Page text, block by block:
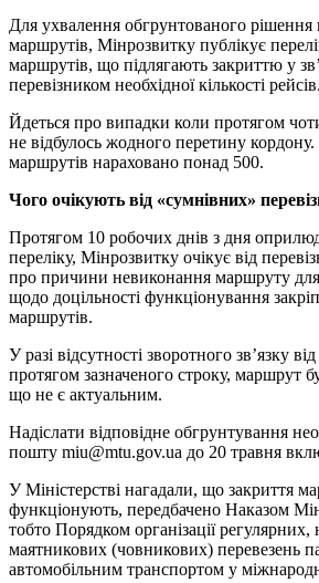
Для ухвалення обгрунтованого рішення
маршрутів, Мінрозвитку публікує
маршрутів, що підлягають закриттю у
перевізником необхідної кількості рейсів.
Йдеться про випадки коли протягом
не відбулось жодного перетину кордону.
маршрутів нараховано понад 500.
Чого очікують від «сумнівних»
Протягом 10 робочих днів з дня
переліку, Мінрозвитку очікує від
про причини невиконання маршруту
щодо доцільності функціонування
маршрутів.
У разі відсутності зворотного зв’язку
протягом зазначеного строку, маршрут
що не є актуальним.
Надіслати відповідне обгрунтування
пошту miu@mtu.gov.ua до 20 травня
У Міністерстві нагадали, що закриття
функціонують, передбачено Наказом
тобто Порядком організації регулярних,
маятникових (човникових) перевезень
автомобільним транспортом у